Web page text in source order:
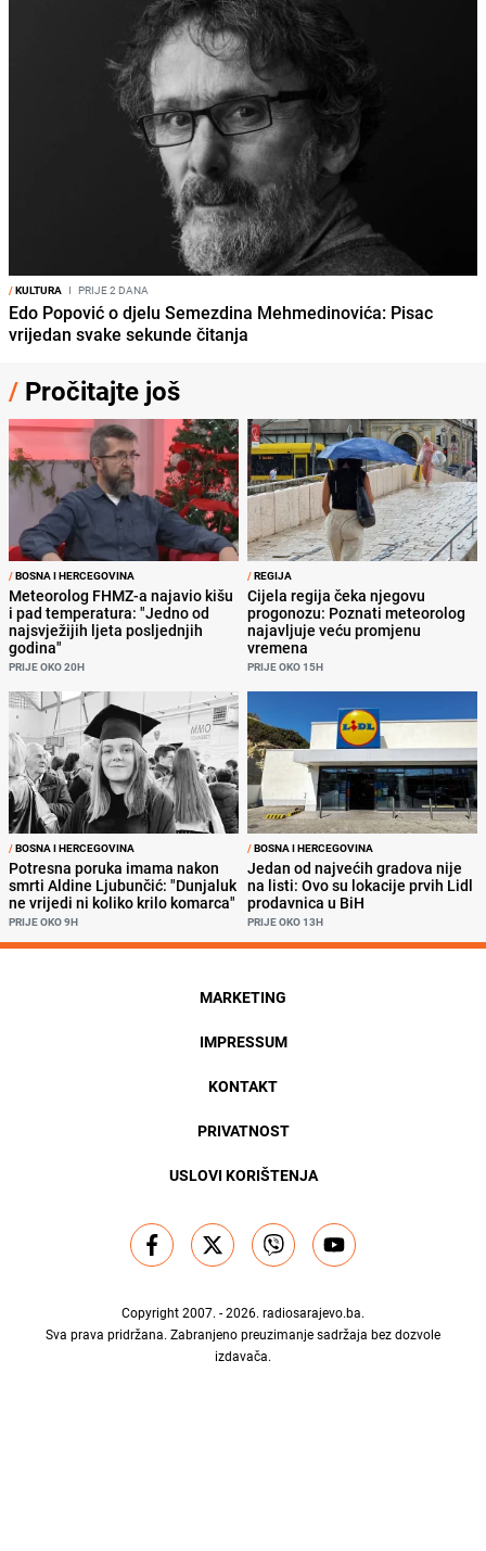
/KULTURA I PRIJE 2 DANA
Edo Popović o djelu Semezdina Mehmedinovića: Pisac
vrijedan svake sekunde čitanja
/ Pročitajte još
/BOSNA I HERCEGOVINA
Meteorolog FHMZ-a najavio kišu
i pad temperatura: "Jedno od
najsvježijih ljeta posljednjih
godina"
PRIJE OKO 20H
/REGIJA
Cijela regija čeka njegovu
progonozu: Poznati meteorolog
najavljuje veću promjenu
vremena
PRIJE OKO 15H
/BOSNA I HERCEGOVINA
Potresna poruka imama nakon
smrti Aldine Ljubunčić: "Dunjaluk
ne vrijedi ni koliko krilo komarca"
PRIJE OKO 9H
/BOSNA I HERCEGOVINA
Jedan od najvećih gradova nije
na listi: Ovo su lokacije prvih Lidl
prodavnica u BiH
PRIJE OKO 13H
MARKETING
IMPRESSUM
KONTAKT
PRIVATNOST
USLOVI KORIŠTENJA
Copyright 2007. - 2026. radiosarajevo.ba.
Sva prava pridržana. Zabranjeno preuzimanje sadržaja bez dozvole
izdavača.